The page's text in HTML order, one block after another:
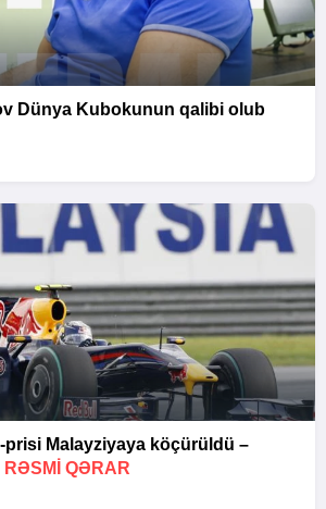
Dünya Kubokunun qalibi olub
Malayziyaya köçürüldü –
RƏSMI QƏRAR